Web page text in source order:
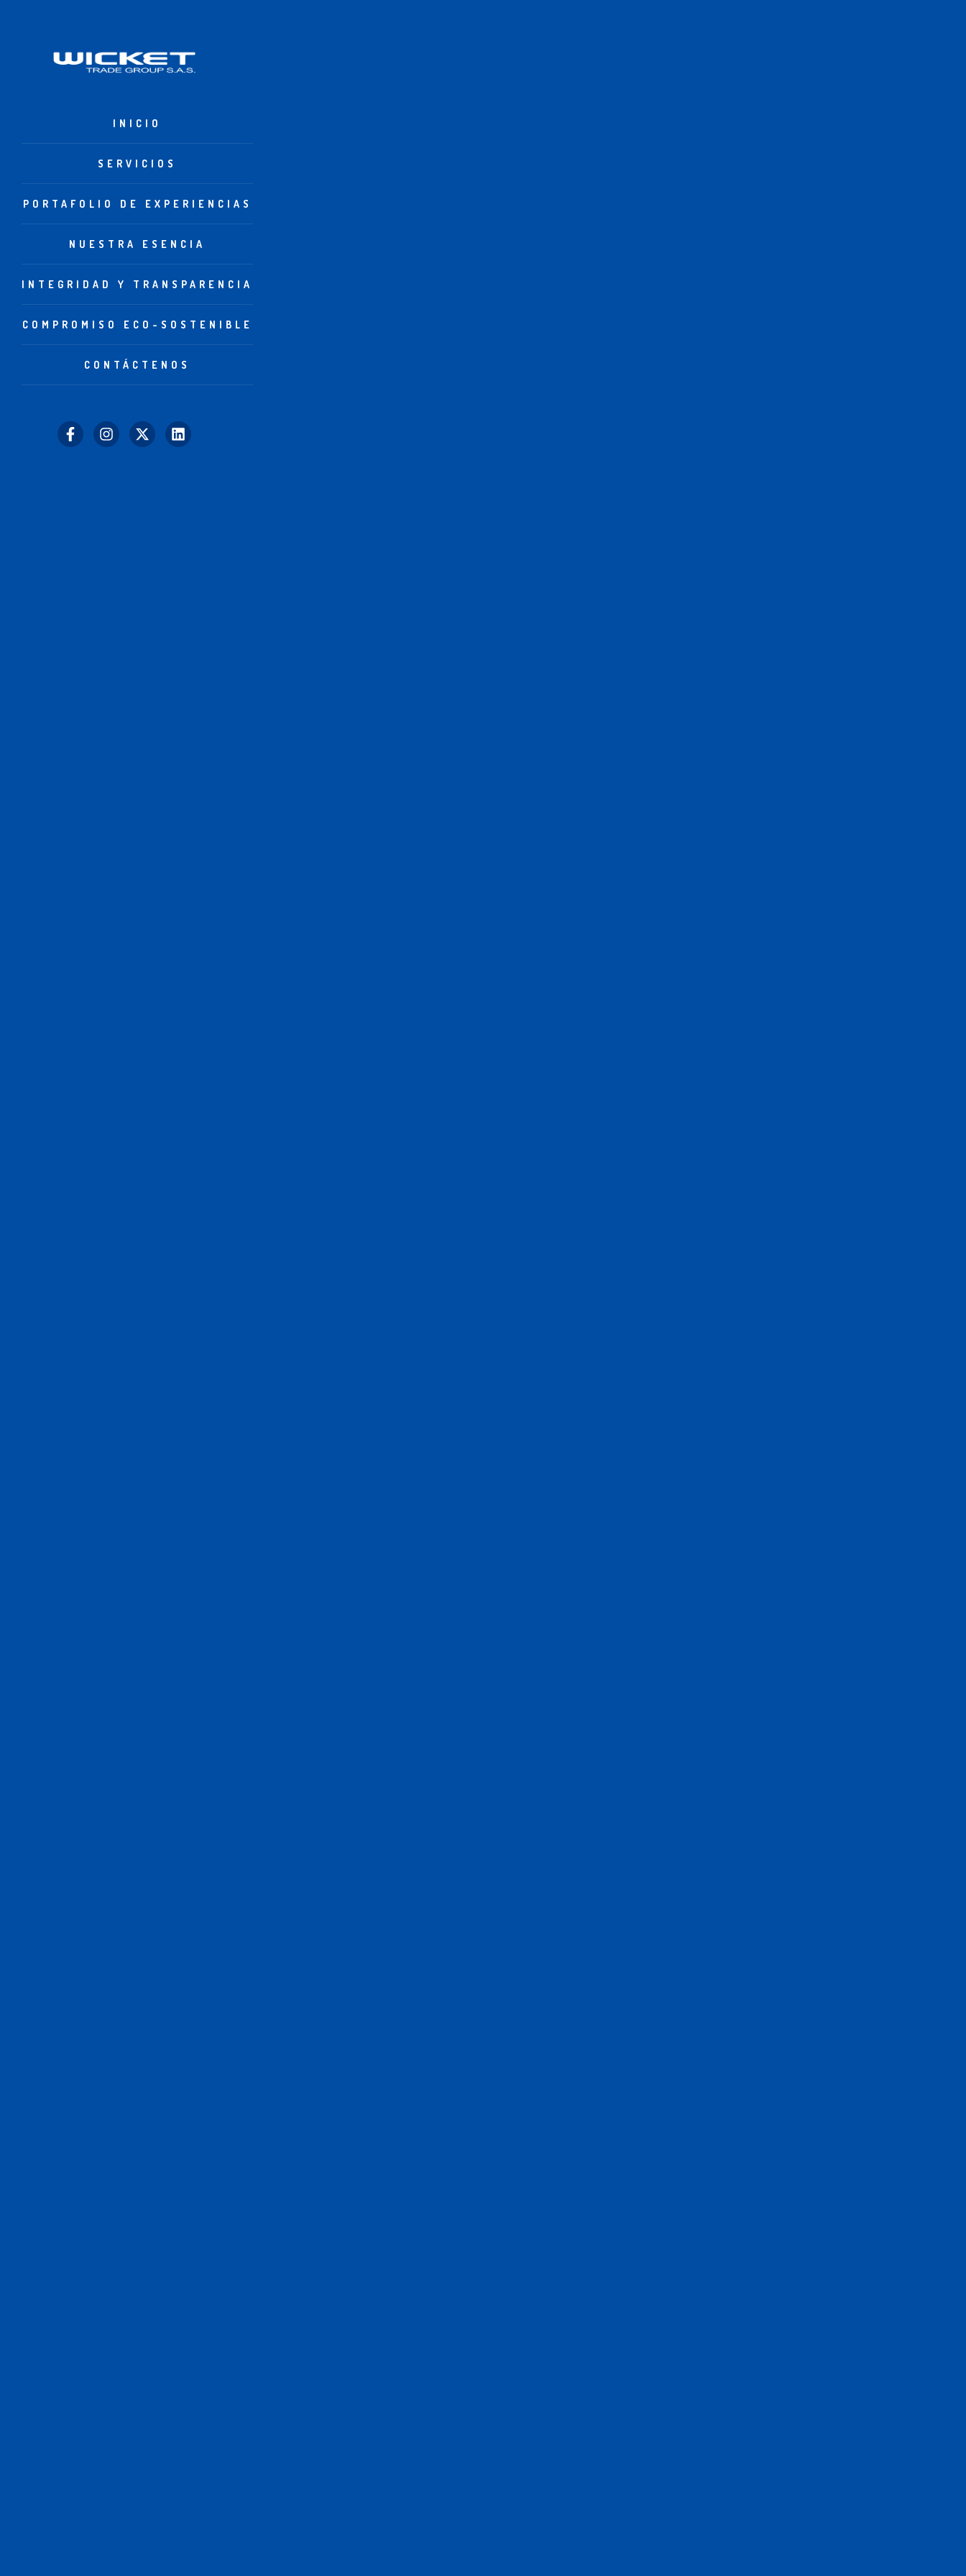
INICIO
SERVICIOS
PORTAFOLIO DE EXPERIENCIAS
NUESTRA ESENCIA
INTEGRIDAD Y TRANSPARENCIA
COMPROMISO ECO-SOSTENIBLE
CONTÁCTENOS